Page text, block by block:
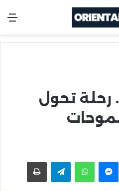
رحلة تحول
Messenger
WhatsApp
Telegramاطبعها